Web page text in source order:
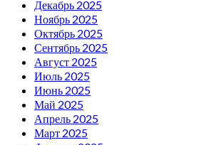
Декабрь 2025
Ноябрь 2025
Октябрь 2025
Сентябрь 2025
Август 2025
Июль 2025
Июнь 2025
Май 2025
Апрель 2025
Март 2025